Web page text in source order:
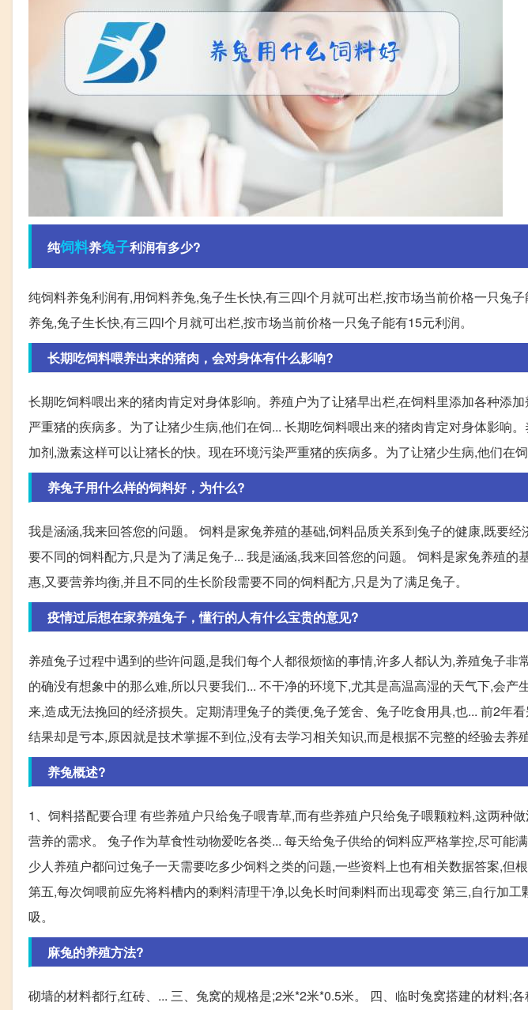
纯饲料养兔子利润有多少?
纯饲料养兔利润有,用饲料养兔,兔子生长快,有三四l个月就可出栏,按市场当前价格一只兔
养兔,兔子生长快,有三四l个月就可出栏,按市场当前价格一只兔子能有15元利润。
长期吃饲料喂养出来的猪肉，会对身体有什么影响?
长期吃饲料喂出来的猪肉肯定对身体影响。养殖户为了让猪早出栏,在饲料里添加各种添
严重猪的疾病多。为了让猪少生病,他们在饲... 长期吃饲料喂出来的猪肉肯定对身体影响
加剂,激素这样可以让猪长的快。现在环境污染严重猪的疾病多。为了让猪少生病,他们在饲
养兔子用什么样的饲料好，为什么?
我是涵涵,我来回答您的问题。 饲料是家兔养殖的基础,饲料品质关系到兔子的健康,既要
要不同的饲料配方,只是为了满足兔子... 我是涵涵,我来回答您的问题。 饲料是家兔养殖的
惠,又要营养均衡,并且不同的生长阶段需要不同的饲料配方,只是为了满足兔子。
疫情过后想在家养殖兔子，懂行的人有什么宝贵的意见?
养殖兔子过程中遇到的些许问题,是我们每个人都很烦恼的事情,许多人都认为,养殖兔子非
的确没有想象中的那么难,所以只要我们... 不干净的环境下,尤其是高温高湿的天气下,会
来,造成无法挽回的经济损失。定期清理兔子的粪便,兔子笼舍、兔子吃食用具,也... 前2年
结果却是亏本,原因就是技术掌握不到位,没有去学习相关知识,而是根据不完整的经验去养
养兔概述?
1、饲料搭配要合理 有些养殖户只给兔子喂青草,而有些养殖户只给兔子喂颗粒料,这两种
营养的需求。 兔子作为草食性动物爱吃各类... 每天给兔子供给的饲料应严格掌控,尽可能
少人养殖户都问过兔子一天需要吃多少饲料之类的问题,一些资料上也有相关数据答案,但
第五,每次饲喂前应先将料槽内的剩料清理干净,以免长时间剩料而出现霉变 第三,自行加
吸。
麻兔的养殖方法?
砌墙的材料都行,红砖、... 三、兔窝的规格是;2米*2米*0.5米。 四、临时兔窝搭建的材料;